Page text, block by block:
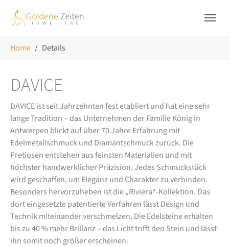
Home Details
DAVICE
DAVICE ist seit Jahrzehnten fest etabliert und hat eine sehr
lange Tradition – das Unternehmen der Familie König in
Antwerpen blickt auf über 70 Jahre Erfahrung mit
Edelmetallschmuck und Diamantschmuck zurück. Die
Pretiosen entstehen aus feinsten Materialien und mit
höchster handwerklicher Präzision. Jedes Schmuckstück
wird geschaffen, um Eleganz und Charakter zu verbinden.
Besonders hervorzuheben ist die „Riviera“-Kollektion. Das
dort eingesetzte patentierte Verfahren lässt Design und
Technik miteinander verschmelzen. Die Edelsteine erhalten
bis zu 40 % mehr Brillanz – das Licht trifft den Stein und lässt
ihn somit noch größer erscheinen.